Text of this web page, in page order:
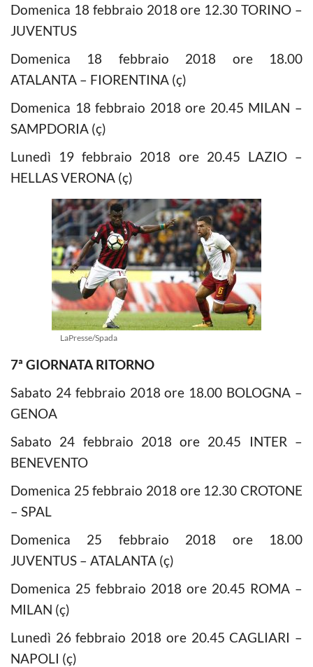
Domenica 18 febbraio 2018 ore 12.30 TORINO –
JUVENTUS
Domenica 18 febbraio 2018 ore 18.00
ATALANTA – FIORENTINA (ç)
Domenica 18 febbraio 2018 ore 20.45 MILAN –
SAMPDORIA (ç)
Lunedì 19 febbraio 2018 ore 20.45 LAZIO –
HELLAS VERONA (ç)
LaPresse/Spada
7ª GIORNATA RITORNO
Sabato 24 febbraio 2018 ore 18.00 BOLOGNA –
GENOA
Sabato 24 febbraio 2018 ore 20.45 INTER –
BENEVENTO
Domenica 25 febbraio 2018 ore 12.30 CROTONE
– SPAL
Domenica 25 febbraio 2018 ore 18.00
JUVENTUS – ATALANTA (ç)
Domenica 25 febbraio 2018 ore 20.45 ROMA –
MILAN (ç)
Lunedì 26 febbraio 2018 ore 20.45 CAGLIARI –
NAPOLI (ç)